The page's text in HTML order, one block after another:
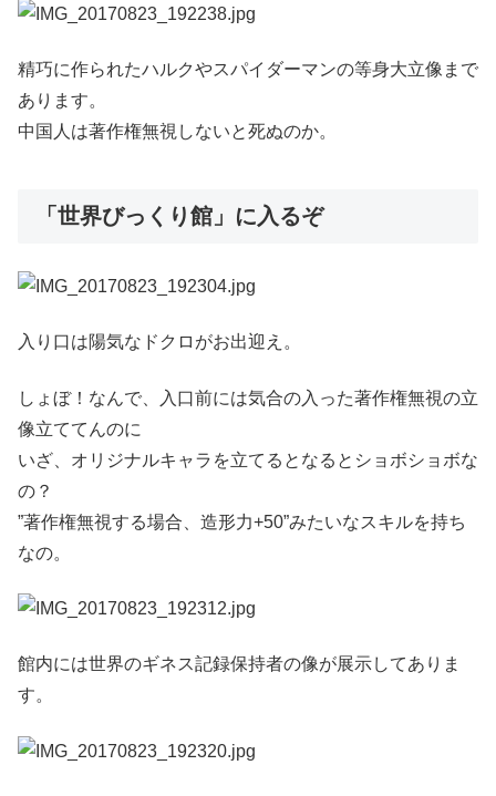
精巧に作られたハルクやスパイダーマンの等身大立像まで
あります。
中国人は著作権無視しないと死ぬのか。
「世界びっくり館」に入るぞ
入り口は陽気なドクロがお出迎え。
しょぼ！なんで、入口前には気合の入った著作権無視の立
像立ててんのに
いざ、オリジナルキャラを立てるとなるとショボショボな
の？
”著作権無視する場合、造形力+50”みたいなスキルを持ち
なの。
館内には世界のギネス記録保持者の像が展示してありま
す。